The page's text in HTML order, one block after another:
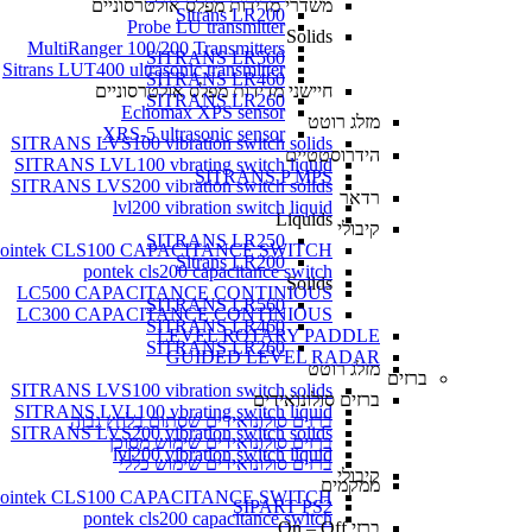
משדרי מדידות מפלס אולטרסוניים
Probe LU transmitter
MultiRanger 100/200 Transmitters
Sitrans LUT400 ultrasonic transmitter
חיישני מדידות מפלס אולטרסוניים
Echomax XPS sensor
XRS-5 ultrasonic sensor
הידרוסטטיים
SITRANS P MPS
רדאר
Liquids
SITRANS LR250
Sitrans LR200
Solids
SITRANS LR560
SITRANS LR460
SITRANS LR260
מזלג רוטט
SITRANS LVS100 vibration switch solids
SITRANS LVL100 vbrating switch liquid
SITRANS LVS200 vibration switch solids
lvl200 vibration switch liquid
קיבולי
CLS100 CAPACITANCE SWITCH
pontek cls200 capacitance switch
Sitrans LR200
Solids
SITRANS LR560
SITRANS LR460
SITRANS LR260
מזלג רוטט
SITRANS LVS100 vibration switch solids
SITRANS LVL100 vbrating switch liquid
SITRANS LVS200 vibration switch solids
lvl200 vibration switch liquid
קיבולי
CLS100 CAPACITANCE SWITCH
pontek cls200 capacitance switch
LC500 CAPACITANCE CONTINIOUS
LC300 CAPACITANCE CONTINIOUS
LEVEL ROTARY PADDLE
GUIDED LEVEL RADAR
ברזים
ברזים סולונואידים
ברזים סולונואידים שסתום בלחץ גבוה
ברזים סולונואידים שימוש מסוכן
ברזים סולונואידים שימוש כללי
ממקמים
SIPART PS2
ברזי On – Off